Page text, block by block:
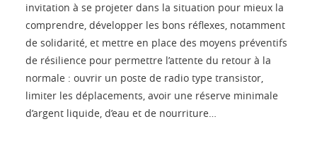
invitation à se projeter dans la situation pour mieux la
comprendre, développer les bons réflexes, notamment
de solidarité, et mettre en place des moyens préventifs
de résilience pour permettre l’attente du retour à la
normale : ouvrir un poste de radio type transistor,
limiter les déplacements, avoir une réserve minimale
d’argent liquide, d’eau et de nourriture…